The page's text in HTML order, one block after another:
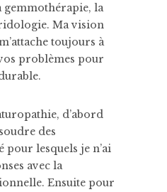
gemmothérapie, la
Ma vision
toujours à
problèmes pour
d’abord
des
pour lesquels je n’ai
avec la
Ensuite pour